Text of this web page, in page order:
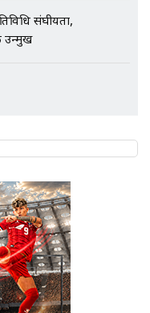
संघीयता,
उन्मुख